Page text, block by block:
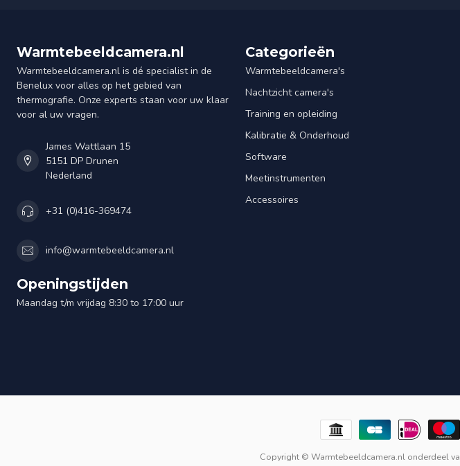
Warmtebeeldcamera.nl
Warmtebeeldcamera.nl is dé specialist in de
Benelux voor alles op het gebied van
thermografie. Onze experts staan voor uw klaar
voor al uw vragen.
James Wattlaan 15
5151 DP Drunen
Nederland
+31 (0)416-369474
info@warmtebeeldcamera.nl
Openingstijden
Maandag t/m vrijdag 8:30 to 17:00 uur
Categorieën
Warmtebeeldcamera's
Nachtzicht camera's
Training en opleiding
Kalibratie & Onderhoud
Software
Meetinstrumenten
Accessoires
Copyright © Warmtebeeldcamera.nl onderdeel